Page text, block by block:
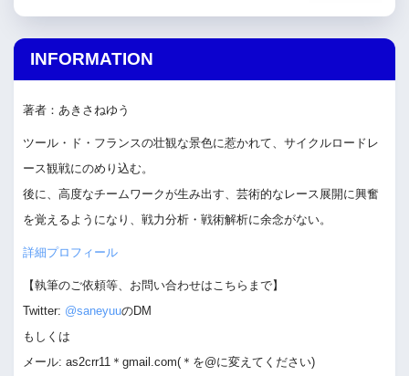
INFORMATION
著者：あきさねゆう
ツール・ド・フランスの壮観な景色に惹かれて、サイクルロードレ
ース観戦にのめり込む。
後に、高度なチームワークが生み出す、芸術的なレース展開に興奮
を覚えるようになり、戦力分析・戦術解析に余念がない。
詳細プロフィール
【執筆のご依頼等、お問い合わせはこちらまで】
Twitter: @saneyuuのDM
もしくは
メール: as2crr11＊gmail.com(＊を@に変えてください)